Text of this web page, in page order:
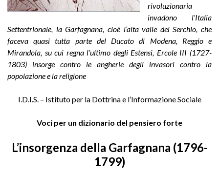
rivoluzionaria
invadono l’Italia
Settentrionale, la Garfagnana, cioè l’alta valle del Serchio, che
faceva quasi tutta parte del Ducato di Modena, Reggio e
Mirandola, su cui regna l’ultimo degli Estensi, Ercole III (1727-
1803) insorge contro le angherie degli invasori contro la
popolazione e la religione
I.D.I.S. – Istituto per la Dottrina e l’Informazione Sociale
Voci per un dizionario del pensiero forte
L’insorgenza della Garfagnana (1796-
1799)